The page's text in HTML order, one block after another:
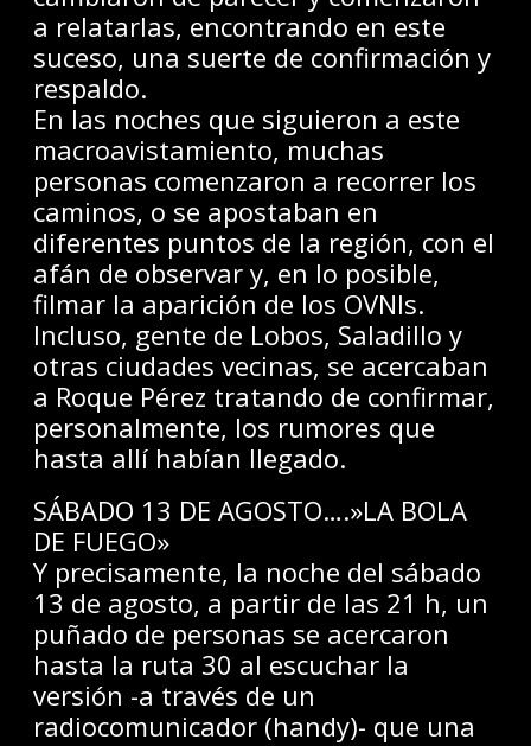
a relatarlas, encontrando en este
suceso, una suerte de confirmación y
respaldo.
En las noches que siguieron a este
macroavistamiento, muchas
personas comenzaron a recorrer los
caminos, o se apostaban en
diferentes puntos de la región, con el
afán de observar y, en lo posible,
filmar la aparición de los OVNIs.
Incluso, gente de Lobos, Saladillo y
otras ciudades vecinas, se acercaban
a Roque Pérez tratando de confirmar,
personalmente, los rumores que
hasta allí habían llegado.
SÁBADO 13 DE AGOSTO….»LA BOLA
DE FUEGO»
Y precisamente, la noche del sábado
13 de agosto, a partir de las 21 h, un
puñado de personas se acercaron
hasta la ruta 30 al escuchar la
versión -a través de un
radiocomunicador (handy)- que una